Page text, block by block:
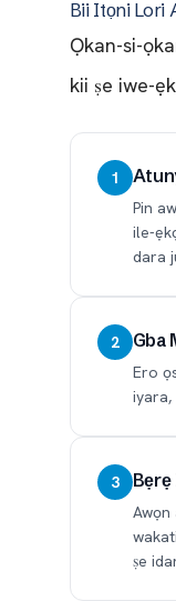
Bii Itọni Lori
Ọkan-si-
kii ṣe iwe-
1
Pin
ile-
dara
2 Gba
Ero
iyara,
3
ṣe